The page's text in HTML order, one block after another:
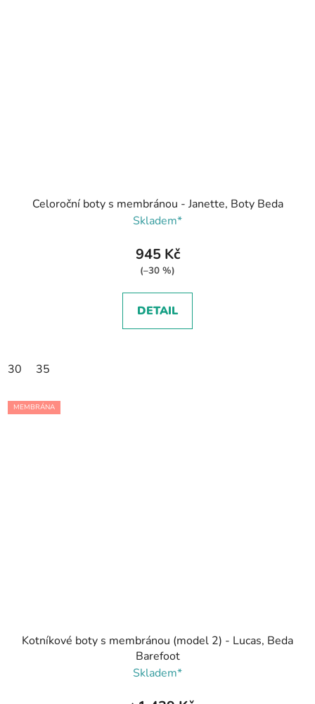
Celoroční boty s membránou - Janette, Boty Beda
Skladem*
945 Kč
(–30 %)
DETAIL
30 35
MEMBRÁNA
Kotníkové boty s membránou (model 2) - Lucas, Beda
Barefoot
Skladem*